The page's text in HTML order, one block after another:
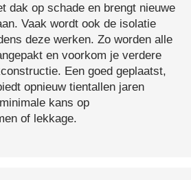
dak op schade en brengt nieuwe
Vaak wordt ook de isolatie
deze werken. Zo worden alle
en voorkom je verdere
Een goed geplaatst,
opnieuw tientallen jaren
kans op
of lekkage.